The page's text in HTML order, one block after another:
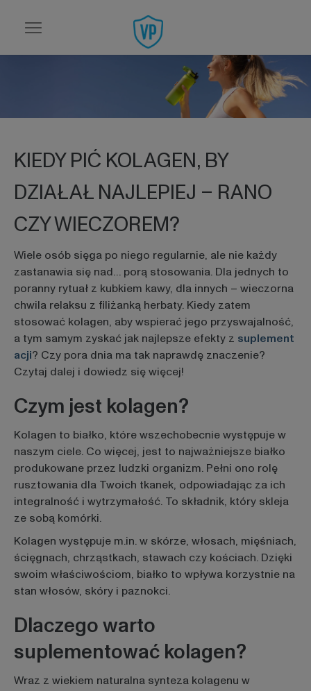
Przejdź do strony głównej
KIEDY PIĆ KOLAGEN, BY
DZIAŁAŁ NAJLEPIEJ – RANO
CZY WIECZOREM?
Wiele osób sięga po niego regularnie, ale nie każdy
zastanawia się nad… porą stosowania. Dla jednych to
poranny rytuał z kubkiem kawy, dla innych – wieczorna
chwila relaksu z filiżanką herbaty. Kiedy zatem
stosować kolagen, aby wspierać jego przyswajalność,
a tym samym zyskać jak najlepsze efekty z suplement
acji? Czy pora dnia ma tak naprawdę znaczenie?
Czytaj dalej i dowiedz się więcej!
Czym jest kolagen?
Kolagen to białko, które wszechobecnie występuje w
naszym ciele. Co więcej, jest to najważniejsze białko
produkowane przez ludzki organizm. Pełni ono rolę
rusztowania dla Twoich tkanek, odpowiadając za ich
integralność i wytrzymałość. To składnik, który skleja
ze sobą komórki.
Kolagen występuje m.in. w skórze, włosach, mięśniach,
ścięgnach, chrząstkach, stawach czy kościach. Dzięki
swoim właściwościom, białko to wpływa korzystnie na
stan włosów, skóry i paznokci.
Dlaczego warto
suplementować kolagen?
Wraz z wiekiem naturalna synteza kolagenu w